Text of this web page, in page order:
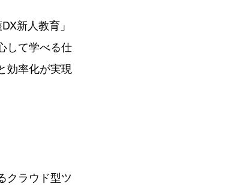
新人教育」
して学べる仕
効率化が実現
クラウド型ツ